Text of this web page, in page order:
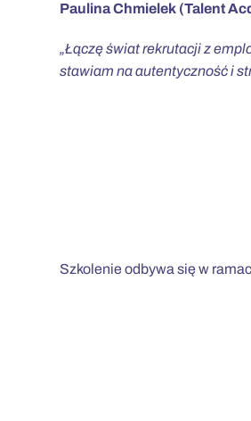
Paulina Chmielek (Talent
„Łączę świat rekrutacji z
stawiam na autentyczność i
Szkolenie odbywa się w